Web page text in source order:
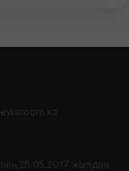
25.05.2017 жылдан